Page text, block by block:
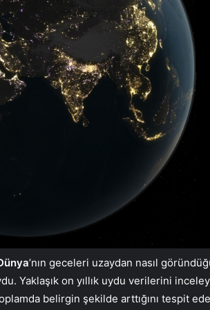
’nın geceleri uzaydan nasıl
Yaklaşık on yıllık uydu verilerini
belirgin şekilde arttığını tespit